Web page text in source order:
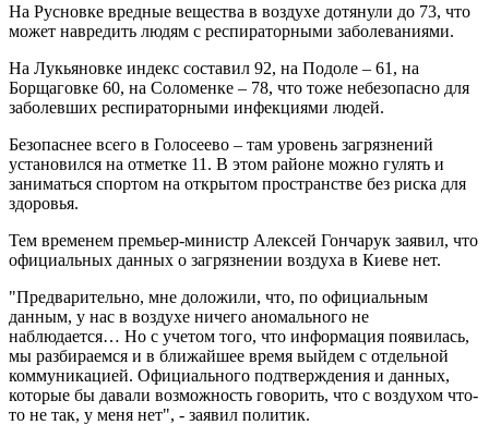
На Русновке вредные вещества в воздухе дотянули до 73, что
может навредить людям с респираторными заболеваниями.
На Лукьяновке индекс составил 92, на Подоле – 61, на
Борщаговке 60, на Соломенке – 78, что тоже небезопасно для
заболевших респираторными инфекциями людей.
Безопаснее всего в Голосеево – там уровень загрязнений
установился на отметке 11. В этом районе можно гулять и
заниматься спортом на открытом пространстве без риска для
здоровья.
Тем временем премьер-министр Алексей Гончарук заявил, что
официальных данных о загрязнении воздуха в Киеве нет.
"Предварительно, мне доложили, что, по официальным
данным, у нас в воздухе ничего аномального не
наблюдается… Но с учетом того, что информация появилась,
мы разбираемся и в ближайшее время выйдем с отдельной
коммуникацией. Официального подтверждения и данных,
которые бы давали возможность говорить, что с воздухом что-
то не так, у меня нет", - заявил политик.